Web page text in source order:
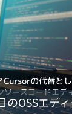
のOSSエデ